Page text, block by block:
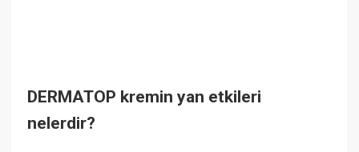
DERMATOP kremin yan etkileri
nelerdir?